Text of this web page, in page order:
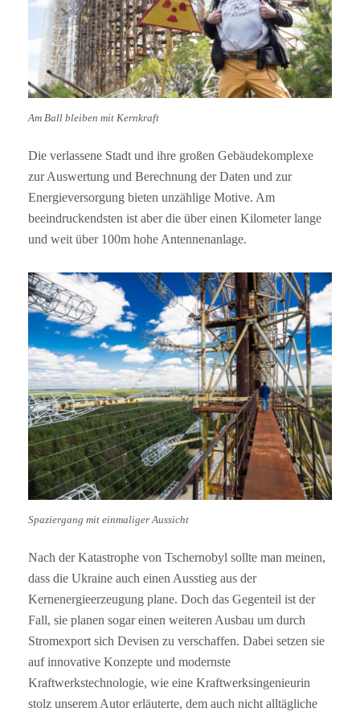
Am Ball bleiben mit Kernkraft
Die verlassene Stadt und ihre großen Gebäudekomplexe
zur Auswertung und Berechnung der Daten und zur
Energieversorgung bieten unzählige Motive. Am
beeindruckendsten ist aber die über einen Kilometer lange
und weit über 100m hohe Antennenanlage.
Spaziergang mit einmaliger Aussicht
Nach der Katastrophe von Tschernobyl sollte man meinen,
dass die Ukraine auch einen Ausstieg aus der
Kernenergieerzeugung plane. Doch das Gegenteil ist der
Fall, sie planen sogar einen weiteren Ausbau um durch
Stromexport sich Devisen zu verschaffen. Dabei setzen sie
auf innovative Konzepte und modernste
Kraftwerkstechnologie, wie eine Kraftwerksingenieurin
stolz unserem Autor erläuterte, dem auch nicht alltägliche